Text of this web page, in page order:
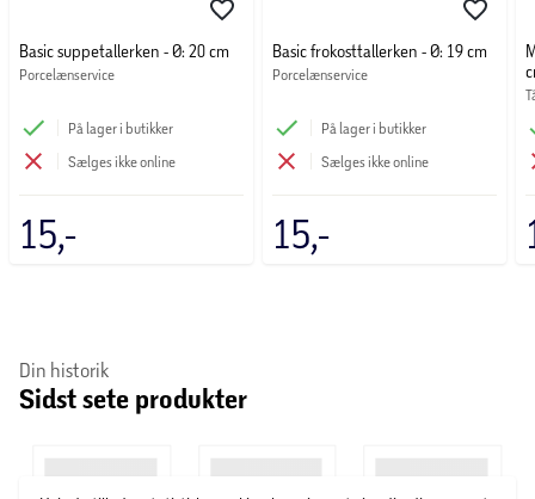
Basic suppetallerken - Ø: 20 cm
Porcelænservice
På lager i butikker
Sælges ikke online
15,-
Basic frokosttallerken - Ø: 19 cm
Porcelænservice
På lager i butikker
Sælges ikke online
15,-
Din historik
Sidst sete produkter